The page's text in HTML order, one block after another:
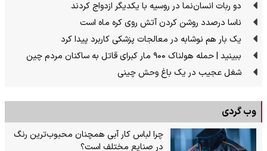
دو ربات انسان‌نما در روسیه با یکدیگر ازدواج کردند
ناسا درصدد روشن کردن آتش روی کره ماه است
یک بار هم نوشابه در معالجات پزشکی کاربرد پیدا کرد
ببینید | حمله هولناک ۹۰۰ مار کبرای قاتل به ساکنان مردم چین
شغل عجیب در یک باغ وحش چینی
وب گردی
چرا لباس کار آبی همچنان محبوب‌ترین رنگ
در صنایع مختلف است؟